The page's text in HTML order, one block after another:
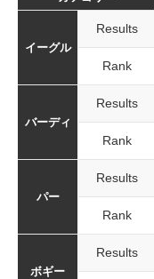
イーグル
Results
Rank
バーディ
Results
Rank
パー
Results
Rank
ボギー
Results